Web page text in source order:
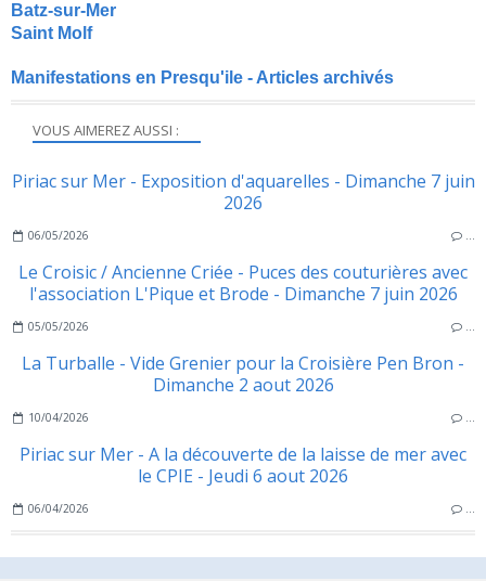
VOUS AIMEREZ AUSSI :
Piriac sur Mer - Exposition d'aquarelles - Dimanche 7 juin
2026
06/05/2026 …
Le Croisic / Ancienne Criée - Puces des couturières avec
l'association L'Pique et Brode - Dimanche 7 juin 2026
05/05/2026 …
La Turballe - Vide Grenier pour la Croisière Pen Bron -
Dimanche 2 aout 2026
10/04/2026 …
Piriac sur Mer - A la découverte de la laisse de mer avec
le CPIE - Jeudi 6 aout 2026
06/04/2026 …
Batz-sur-Mer
Saint Molf
Manifestations en Presqu'ile - Articles archivés